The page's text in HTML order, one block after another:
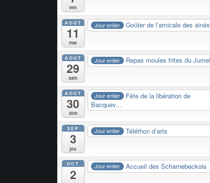
ven
AOÛT
11
mar
Jour entier Goûter de l’amicale des ainés
AOÛT
29
sam
Jour entier Repas moules frites du
AOÛT
30
dim
Jour entier
Fête de la libération de
Bacquev...
SEP
3
jeu
Jour entier Téléthon d’arts
OCT
2
Jour entier Accueil des Scharnebeckois